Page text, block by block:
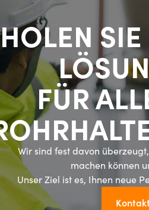
HOLEN
FÜR
Wir sind fest davon
machen können
Unser Ziel ist es, Ihnen neue